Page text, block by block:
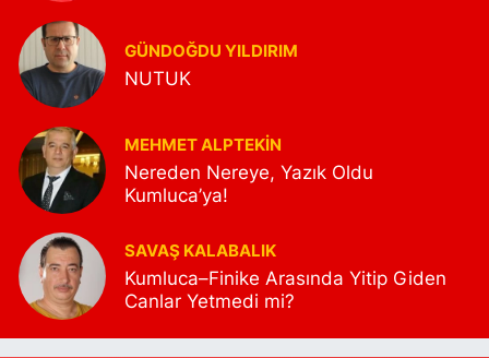
GÜNDOĞDU YILDIRIM
NUTUK
MEHMET ALPTEKİN
Nereden Nereye, Yazık Oldu
Kumluca’ya!
SAVAŞ KALABALIK
Kumluca–Finike Arasında Yitip Giden
Canlar Yetmedi mi?